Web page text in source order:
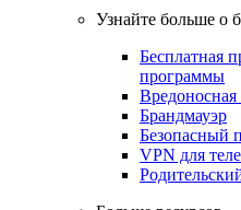
Узнайте больше о
Бесплатная
программы
Брандмауэр
Безопасный
VPN для